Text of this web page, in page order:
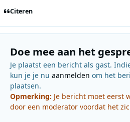
Citeren
Doe mee aan het
Je plaatst een bericht als gast.
kun je je nu aanmelden om het
plaatsen.
Opmerking: Je bericht moet eerst
door een moderator voordat het